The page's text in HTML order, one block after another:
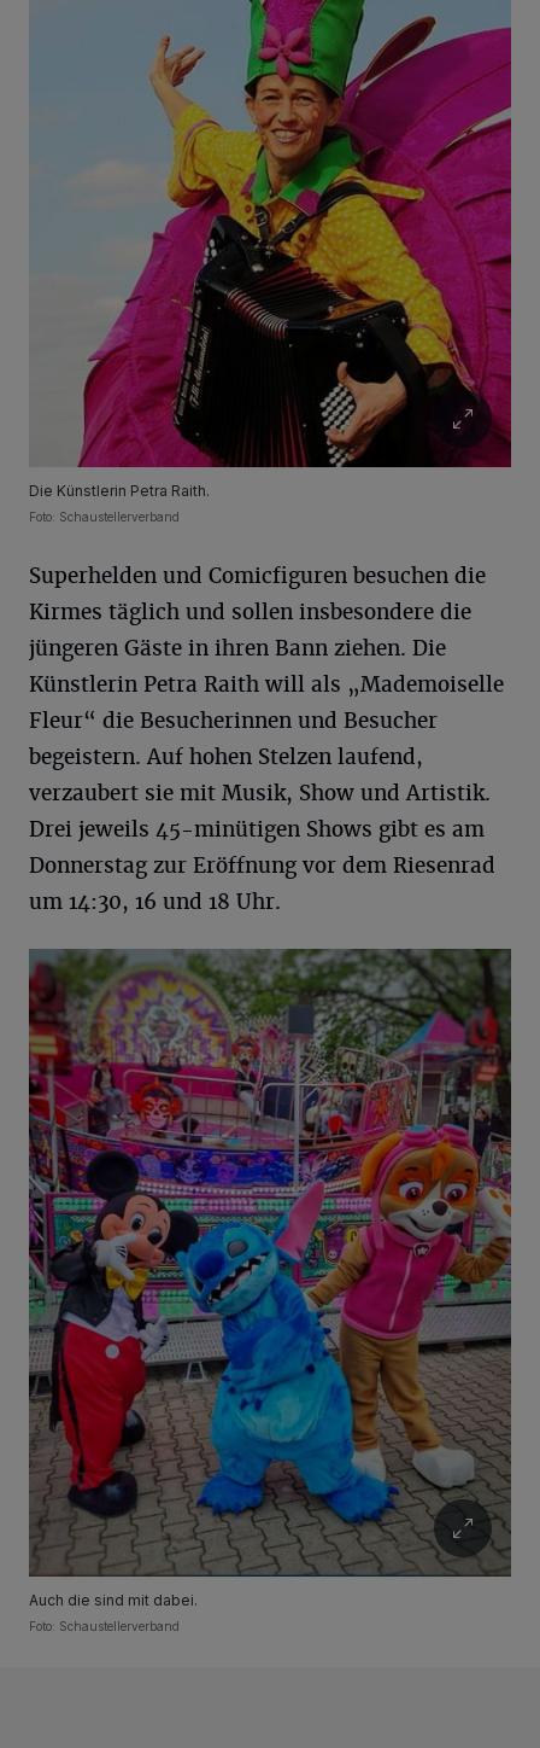
Die Künstlerin Petra Raith.
Foto: Schaustellerverband
Superhelden und Comicfiguren besuchen die
Kirmes täglich und sollen insbesondere die
jüngeren Gäste in ihren Bann ziehen. Die
Künstlerin Petra Raith will als „Mademoiselle
Fleur“ die Besucherinnen und Besucher
begeistern. Auf hohen Stelzen laufend,
verzaubert sie mit Musik, Show und Artistik.
Drei jeweils 45-minütigen Shows gibt es am
Donnerstag zur Eröffnung vor dem Riesenrad
um 14:30, 16 und 18 Uhr.
Auch die sind mit dabei.
Foto: Schaustellerverband